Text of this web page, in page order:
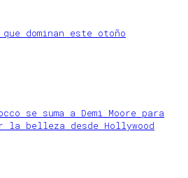
dominan este otoño
se suma a Demi Moore para
belleza desde Hollywood